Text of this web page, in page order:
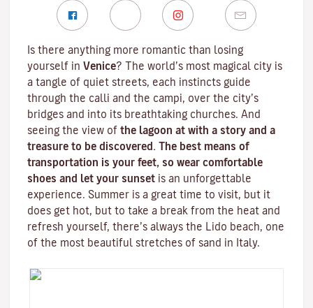
Is there anything more romantic than losing
yourself in Venice? The world’s most magical city is
a tangle of quiet streets, each instincts guide
through the calli and the campi, over the city’s
bridges and into its breathtaking churches. And
seeing the view of the lagoon at with a story and a
treasure to be discovered. The best means of
transportation is your feet, so wear comfortable
shoes and let your sunset is an unforgettable
experience. Summer is a great time to visit, but it
does get hot, but to take a break from the heat and
refresh yourself, there’s always the Lido beach, one
of the most beautiful stretches of sand in Italy.